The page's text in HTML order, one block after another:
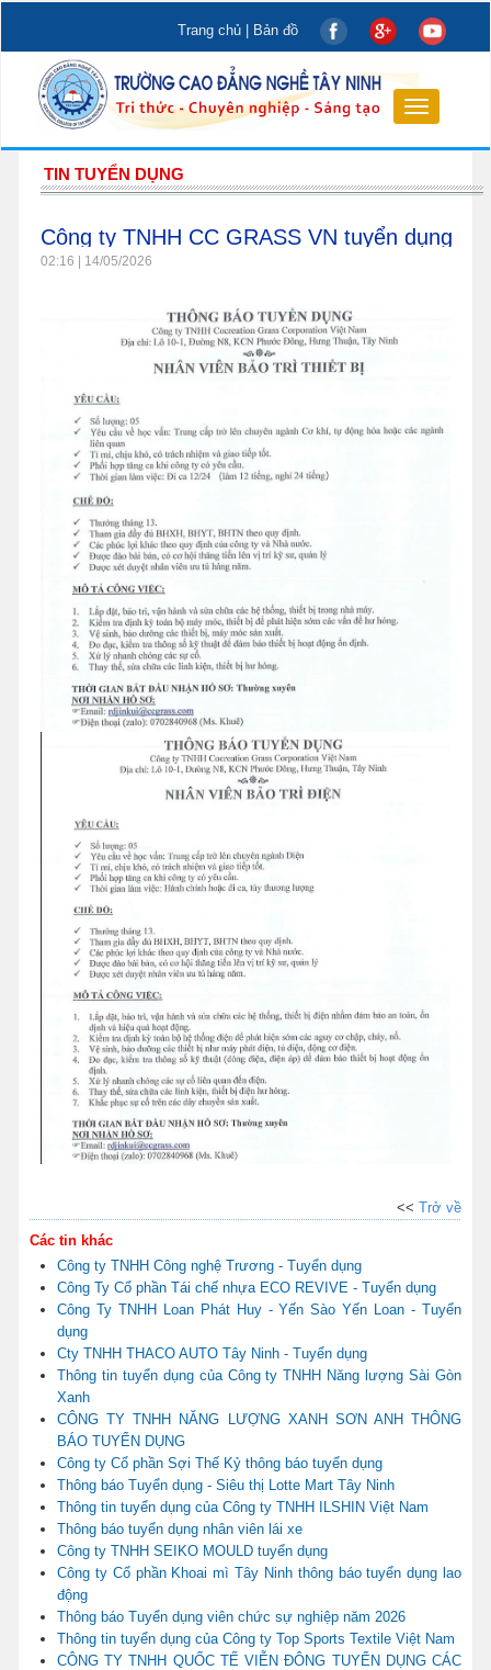
Trang chủ Bản đồ
Toggle
navigation
TIN TUYỂN DỤNG
Công ty TNHH CC GRASS VN tuyển dụng
02:16 | 14/05/2026
<< Trở về
Các tin khác
Công ty TNHH Công nghệ Trương - Tuyển dụng
Công Ty Cổ phần Tái chế nhựa ECO REVIVE - Tuyển dụng
Công Ty TNHH Loan Phát Huy - Yến Sào Yến Loan - Tuyển
dụng
Cty TNHH THACO AUTO Tây Ninh - Tuyển dụng
Thông tin tuyển dụng của Công ty TNHH Năng lượng Sài Gòn
Xanh
CÔNG TY TNHH NĂNG LƯỢNG XANH SƠN ANH THÔNG
BÁO TUYỂN DỤNG
Công ty Cổ phần Sợi Thế Kỷ thông báo tuyển dụng
Thông báo Tuyển dụng - Siêu thị Lotte Mart Tây Ninh
Thông tin tuyển dụng của Công ty TNHH ILSHIN Việt Nam
Thông báo tuyển dụng nhân viên lái xe
Công ty TNHH SEIKO MOULD tuyển dụng
Công ty Cổ phần Khoai mì Tây Ninh thông báo tuyển dụng lao
động
Thông báo Tuyển dụng viên chức sự nghiệp năm 2026
Thông tin tuyển dụng của Công ty Top Sports Textile Việt Nam
CÔNG TY TNHH QUỐC TẾ VIỄN ĐÔNG TUYỂN DỤNG CÁC